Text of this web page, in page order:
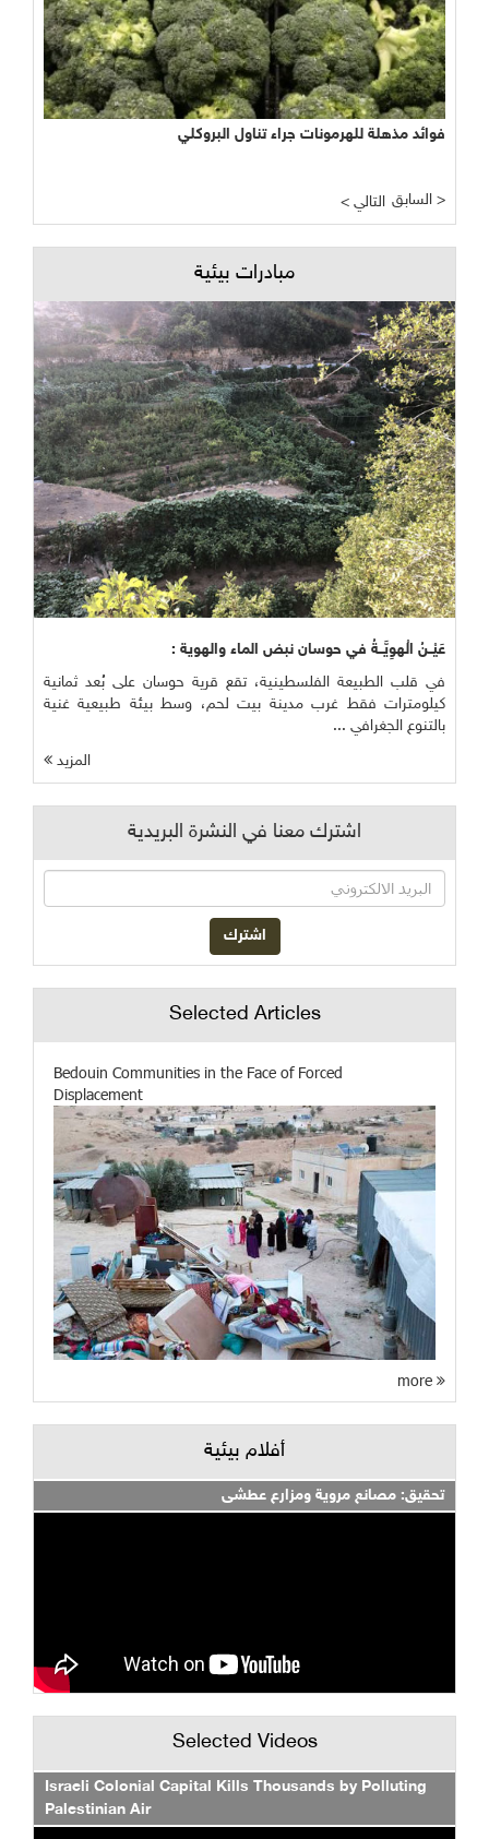
فوائد مذهلة للهرمونات جراء تناول البروكلي
< التالي السابق >
مبادرات بيئية
عَيْــنُ الْهوِيَّــةُ في حوسان نبض الماء والهوية :
في قلب الطبيعة الفلسطينية، تقع قرية حوسان على بُعد ثمانية
كيلومترات فقط غرب مدينة بيت لحم، وسط بيئة طبيعية غنية
بالتنوع الجغرافي ...
المزيد
اشترك معنا في النشرة البريدية
Selected Articles
Bedouin Communities in the Face of Forced
Displacement
أفلام بيئية
تحقيق: مصانع مروية ومزارع عطشى
Selected Videos
Israeli Colonial Capital Kills Thousands by Polluting
Palestinian Air